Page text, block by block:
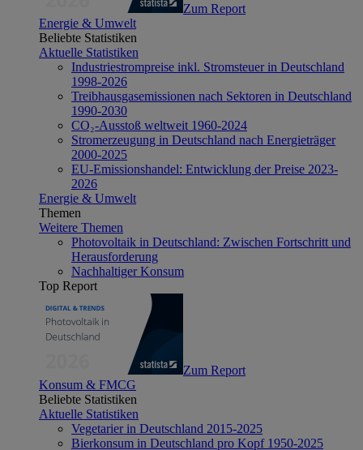
Zum Report
Energie & Umwelt
Beliebte Statistiken
Aktuelle Statistiken
Industriestrompreise inkl. Stromsteuer in Deutschland
1998-2026
Treibhausgasemissionen nach Sektoren in Deutschland
1990-2030
CO₂-Ausstoß weltweit 1960-2024
Stromerzeugung in Deutschland nach Energieträger
2000-2025
EU-Emissionshandel: Entwicklung der Preise 2023-
2026
Energie & Umwelt
Themen
Weitere Themen
Photovoltaik in Deutschland: Zwischen Fortschritt und
Herausforderung
Nachhaltiger Konsum
Top Report
Zum Report
Konsum & FMCG
Beliebte Statistiken
Aktuelle Statistiken
Vegetarier in Deutschland 2015-2025
Bierkonsum in Deutschland pro Kopf 1950-2025